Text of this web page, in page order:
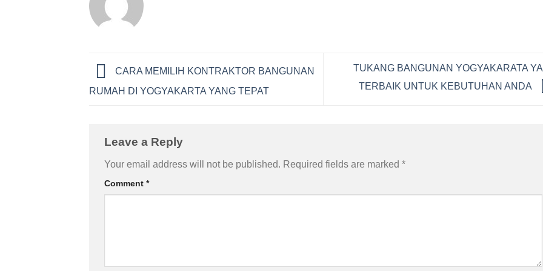
CARA MEMILIH KONTRAKTOR BANGUNAN
RUMAH DI YOGYAKARTA YANG TEPAT
TUKANG BANGUNAN YOGYAKARATA
TERBAIK UNTUK KEBUTUHAN ANDA
Leave a Reply
Your email address will not be published. Required fields are marked *
Comment *